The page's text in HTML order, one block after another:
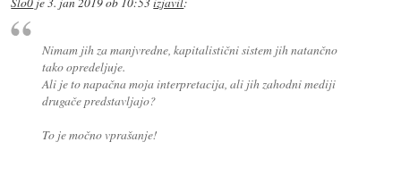
Nimam jih za manjvredne, kapitalistični sistem jih natančno
tako opredeljuje.
Ali je to napačna moja interpretacija, ali jih zahodni mediji
drugače predstavljajo?
To je močno vprašanje!